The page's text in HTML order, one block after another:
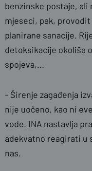
benzinske postaje, ali
mjeseci, pak,
planirane sanacije.
detoksikacije okoliša
spojeva,...
- Širenje zagađenja
nije uočeno, kao ni
vode. INA nastavlja
adekvatno reagirati u
nas.